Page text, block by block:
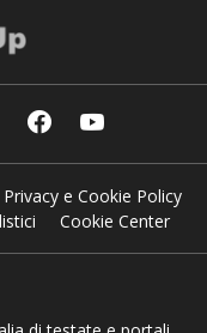
Privacy e Cookie Policy
Cookie Center